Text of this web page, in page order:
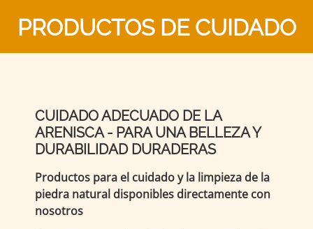
PRODUCTOS DE CUIDADO
CUIDADO ADECUADO DE LA
ARENISCA - PARA UNA BELLEZA Y
DURABILIDAD DURADERAS
Productos para el cuidado y la limpieza de la
piedra natural disponibles directamente con
nosotros